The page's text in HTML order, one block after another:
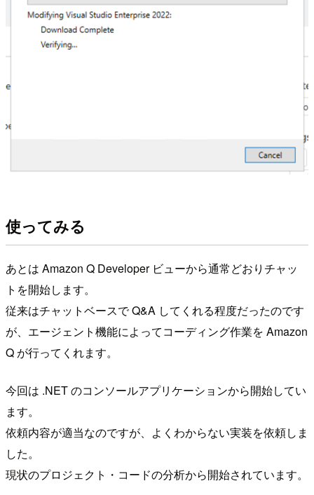
使ってみる
あとは Amazon Q Developer ビューから通常どおりチャッ
トを開始します。
従来はチャットベースで Q&A してくれる程度だったのです
が、エージェント機能によってコーディング作業を Amazon
Q が行ってくれます。
今回は .NET のコンソールアプリケーションから開始してい
ます。
依頼内容が適当なのですが、よくわからない実装を依頼しま
した。
現状のプロジェクト・コードの分析から開始されています。